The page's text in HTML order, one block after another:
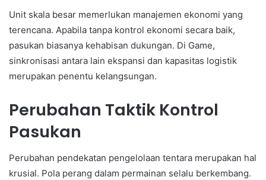
Unit skala besar memerlukan manajemen ekonomi yang
terencana. Apabila tanpa kontrol ekonomi secara baik,
pasukan biasanya kehabisan dukungan. Di Game,
sinkronisasi antara lain ekspansi dan kapasitas logistik
merupakan penentu kelangsungan.
Perubahan Taktik Kontrol
Pasukan
Perubahan pendekatan pengelolaan tentara merupakan hal
krusial. Pola perang dalam permainan selalu berkembang.